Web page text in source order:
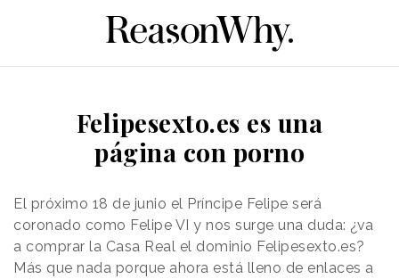
Felipesexto.es es una
página con porno
El próximo 18 de junio el Príncipe Felipe será
coronado como Felipe VI y nos surge una duda: ¿va
a comprar la Casa Real el dominio Felipesexto.es?
Más que nada porque ahora está lleno de enlaces a